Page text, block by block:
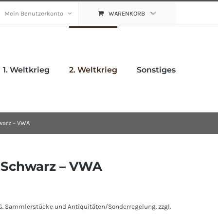
Mein Benutzerkonto WARENKORB
1. Weltkrieg 2. Weltkrieg Sonstiges
– VWA
– VWA
Sammlerstücke und Antiquitäten/Sonderregelung. zzgl.